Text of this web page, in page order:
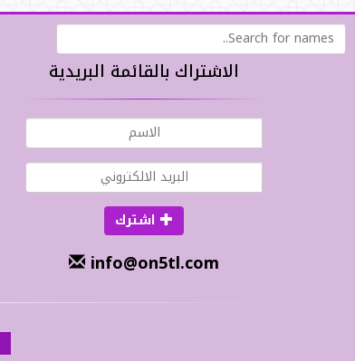
الاشتراك بالقائمة البريدية
اشترك
info@on5tl.com